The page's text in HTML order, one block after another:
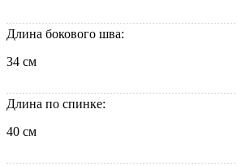
Длина бокового шва:
34 см
Длина по спинке:
40 см